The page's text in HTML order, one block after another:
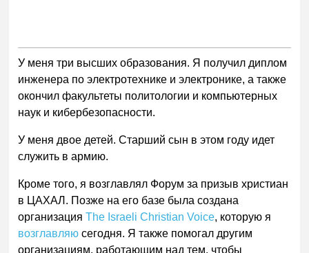
У меня три высших образования. Я получил диплом
инженера по электротехнике и электронике, а также
окончил факультеты политологии и компьютерных
наук и кибербезопасности.
У меня двое детей. Старший сын в этом году идет
служить в армию.
Кроме того, я возглавлял Форум за призыв христиан
в ЦАХАЛ. Позже на его базе была создана
организацияThe Israeli Christian Voice, которую я
возглавляю сегодня. Я также помогал другим
организациям, работающим над тем, чтобы